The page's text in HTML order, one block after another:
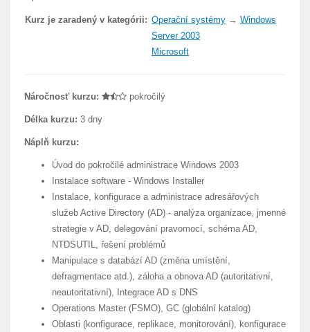
Kurz je zaradený v kategórii: Operační systémy → Windows
Server 2003
Microsoft
Náročnosť kurzu: pokročilý
Délka kurzu: 3 dny
Náplň kurzu:
Úvod do pokročilé administrace Windows 2003
Instalace software - Windows Installer
Instalace, konfigurace a administrace adresářových
služeb Active Directory (AD) - analýza organizace, jmenné
strategie v AD, delegování pravomocí, schéma AD,
NTDSUTIL, řešení problémů
Manipulace s databází AD (změna umístění,
defragmentace atd.), záloha a obnova AD (autoritativní,
neautoritativní), Integrace AD s DNS
Operations Master (FSMO), GC (globální katalog)
Oblasti (konfigurace, replikace, monitorování), konfigurace